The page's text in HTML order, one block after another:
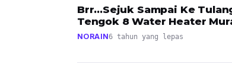
Brr...Sejuk Sampai Ke
Tengok 8 Water Heater
NORAIN6 tahun yang lepas